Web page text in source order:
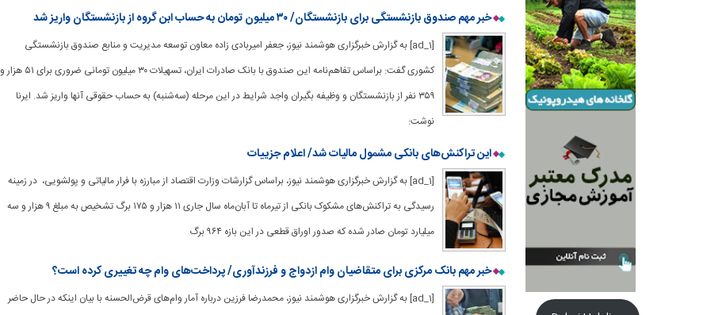
خبر مهم صندوق بازنشستگی برای بازنشستگان/ ۳۰ میلیون تومان به حساب ابن گروه از بازنشستگان واریز شد
[ad_1] به گزارش خبرگزاری هوشمند نیوز، جعفر امیربادی‌ زاده ​معاون توسعه مدیریت و منابع صندوق بازنشستگی
کشوری گفت: براساس تفاهم‌نامه این صندوق با بانک صادرات ایران، تسهیلات ۳۰ میلیون تومانی ضروری برای ۵۱ هزار و
۳۵۹ نفر از بازنشستگان و وظیفه‌ بگیران واجد شرایط در این مرحله (سه‌شنبه) به حساب حقوقی آنها واریز شد. ایرنا
نوشت:
این تراکنش‌های بانکی مشمول مالیات شد/ اعلام جزییات
[ad_1] به گزارش خبرگزاری هوشمند نیوز، براساس گزارشات وزارت اقتصاد از مبارزه با فرار مالیاتی و پولشویی، در زمینه
رسیدگی به تراکنش‌های مشکوک بانکی از تیرماه تا آبان‌ماه سال جاری ۱۱ هزار و ۱۷۵ برگ تشخیص به مبلغ ۹ هزار و سه
میلیارد تومان صادر شده که صدور اوراق قطعی در این بازه ۹۶۴ برگ
خبر مهم بانک مرکزی برای متقاضیان وام ازدواج و فرزندآوری/ پرداخت‌های وام چه تغییری کرده است؟
[ad_1] به گزارش خبرگزاری هوشمند نیوز، محمدرضا فرزین درباره آمار وام‌های قرض‌الحسنه با بیان اینکه در حال حاضر